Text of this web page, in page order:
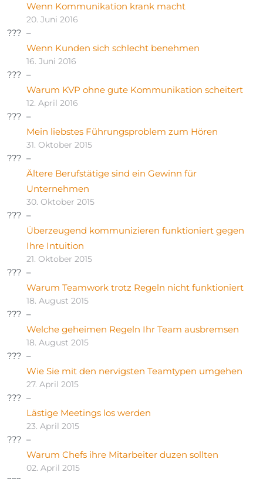
Wenn Kommunikation krank macht
20. Juni 2016
Wenn Kunden sich schlecht benehmen
16. Juni 2016
Warum KVP ohne gute Kommunikation scheitert
12. April 2016
Mein liebstes Führungsproblem zum Hören
31. Oktober 2015
Ältere Berufstätige sind ein Gewinn für
Unternehmen
30. Oktober 2015
Überzeugend kommunizieren funktioniert gegen
Ihre Intuition
21. Oktober 2015
Warum Teamwork trotz Regeln nicht funktioniert
18. August 2015
Welche geheimen Regeln Ihr Team ausbremsen
18. August 2015
Wie Sie mit den nervigsten Teamtypen umgehen
27. April 2015
Lästige Meetings los werden
23. April 2015
Warum Chefs ihre Mitarbeiter duzen sollten
02. April 2015